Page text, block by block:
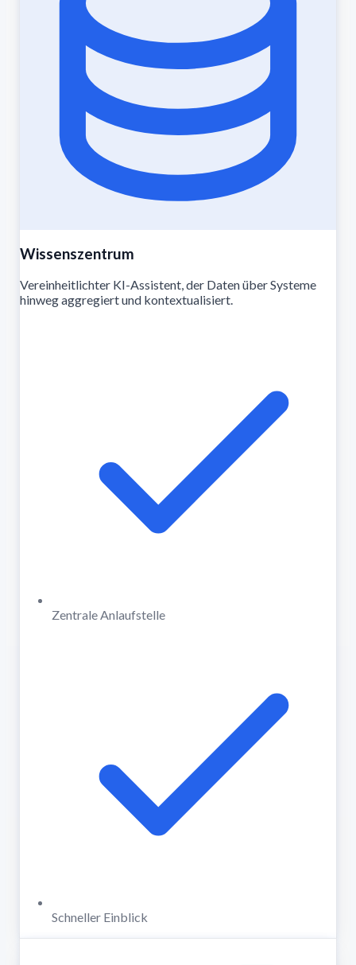
Wissenszentrum
Vereinheitlichter KI-Assistent, der Daten über Systeme
hinweg aggregiert und kontextualisiert.
Zentrale Anlaufstelle
Schneller Einblick